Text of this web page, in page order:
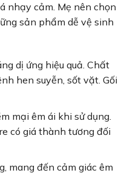
nhạy cảm. Mẹ nên chọn
sản phẩm dễ vệ sinh
dị ứng hiệu quả. Chất
hen suyễn, sốt vặt. Gối
mại êm ái khi sử dụng.
có giá thành tương đối
mang đến cảm giác êm